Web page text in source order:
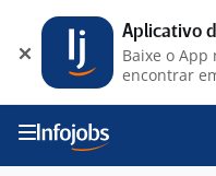
Aplicativo
Baixe o App
encontrar